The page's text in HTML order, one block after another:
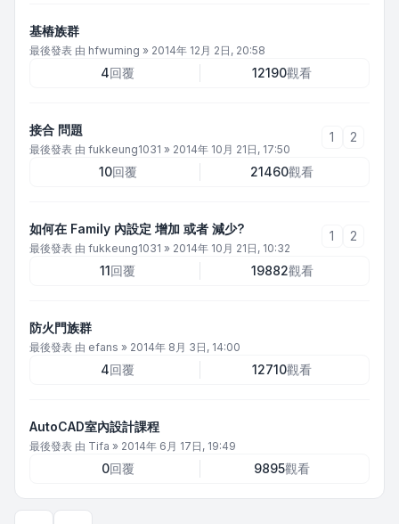
基樁族群
最後發表 由 hfwuming » 2014年 12月 2日, 20:58
4回覆 12190觀看
接合 問題
最後發表 由 fukkeung1031 » 2014年 10月 21日, 17:50
1 2
10回覆 21460觀看
如何在 Family 內設定 增加 或者 減少?
最後發表 由 fukkeung1031 » 2014年 10月 21日, 10:32
1 2
11回覆 19882觀看
防火門族群
最後發表 由 efans » 2014年 8月 3日, 14:00
4回覆 12710觀看
AutoCAD室內設計課程
最後發表 由 Tifa » 2014年 6月 17日, 19:49
0回覆 9895觀看